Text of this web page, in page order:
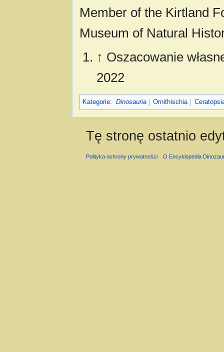
Member of the Kirtland
Museum of Natural
↑ Oszacowanie
2022
Kategorie: Dinosauria Ornithischia
Tę stronę ostatnio
Polityka ochrony prywatności O Encyklopedia